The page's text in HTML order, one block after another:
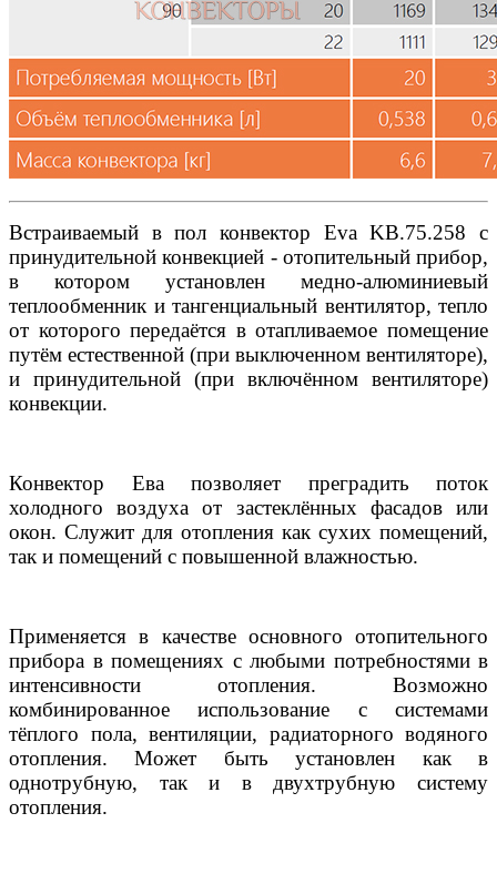
Встраиваемый в пол конвектор Eva KB.75.258 с
принудительной конвекцией - отопительный прибор,
в котором установлен медно-алюминиевый
теплообменник и тангенциальный вентилятор, тепло
от которого передаётся в отапливаемое помещение
путём естественной (при выключенном вентиляторе),
и принудительной (при включённом вентиляторе)
конвекции.
Конвектор Ева позволяет преградить поток
холодного воздуха от застеклённых фасадов или
окон. Служит для отопления как сухих помещений,
так и помещений с повышенной влажностью.
Применяется в качестве основного отопительного
прибора в помещениях с любыми потребностями в
интенсивности отопления. Возможно
комбинированное использование с системами
тёплого пола, вентиляции, радиаторного водяного
отопления. Может быть установлен как в
однотрубную, так и в двухтрубную систему
отопления.